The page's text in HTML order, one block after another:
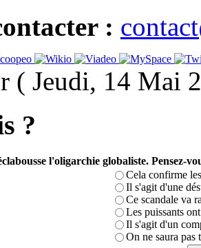
:
( Jeudi, 14 Mai
?
l'oligarchie globaliste. Pensez-
Cela confirme
Il s'agit d'une
Ce scandale va
Les puissants
Il s'agit d'un
On ne saura pas